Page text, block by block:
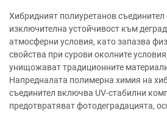
Хибридният полиуретанов съединител
изключителна устойчивост към
атмосферни условия, като запазва
свойства при сурови околните
унищожават традиционните
Напредналата полимерна химия на
съединител включва UV-стабилни
предотвратяват фотодеградацията,